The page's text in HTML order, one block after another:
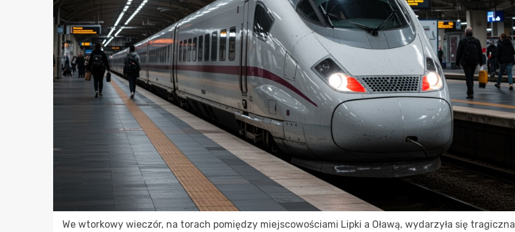
We wtorkowy wieczór, na torach pomiędzy miejscowościami Lipki a Oławą, wydarzyła się tragiczna